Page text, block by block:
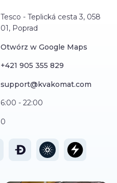
Tesco - Teplická cesta 3, 058
01, Poprad
Otwórz w Google Maps
+421 905 355 829
support@kvakomat.com
6:00 - 22:00
0